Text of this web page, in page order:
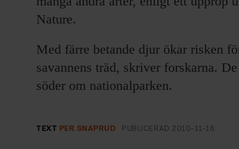
Nature.
Med färre betande djur ökar risken
savannens träd, skriver forskarna.
söder om nationalparken.
TEXT PER SNAPRUD PUBLICERAD 2010-11-16